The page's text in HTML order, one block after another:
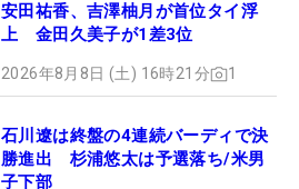
安田祐香、吉澤柚月が首位タイ浮
上 金田久美子が1差3位
2026年8月8日 (土) 16時21分 1
石川遼は終盤の4連続バーディで決
勝進出 杉浦悠太は予選落ち/米男
子下部